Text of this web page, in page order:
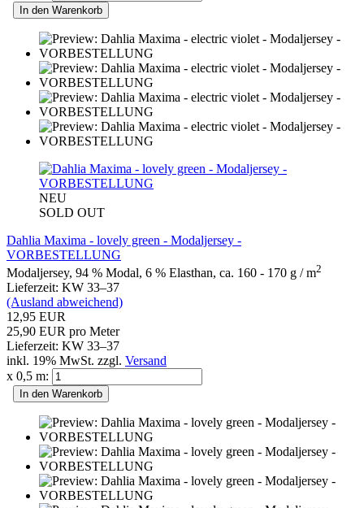
In den Warenkorb
NEU
SOLD OUT
Dahlia Maxima - lovely green - Modaljersey -
VORBESTELLUNG
Modaljersey, 94 % Modal, 6 % Elasthan, ca. 160 - 170 g / m2
Lieferzeit: KW 33–37
(Ausland abweichend)
12,95 EUR
25,90 EUR pro Meter
Lieferzeit: KW 33–37
inkl. 19% MwSt. zzgl. Versand
x 0,5 m:
In den Warenkorb